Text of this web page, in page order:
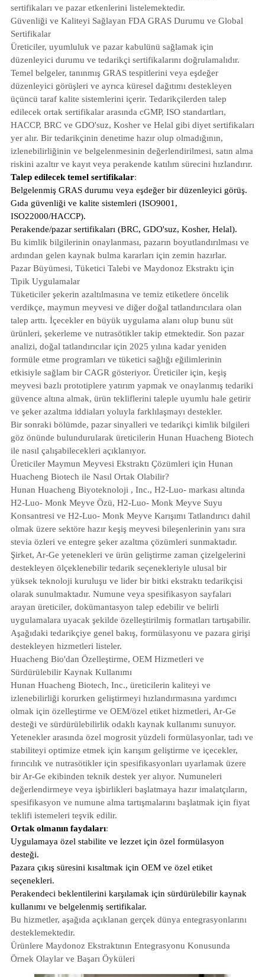
sertifikaları ve pazar etkenlerini listelemektedir.
Güvenliği ve Kaliteyi Sağlayan FDA GRAS Durumu ve Global
Sertifikalar
Üreticiler, uyumluluk ve pazar kabulünü sağlamak için
düzenleyici durumu ve tedarikçi sertifikalarını doğrulamalıdır.
Temel belgeler, tanınmış GRAS tespitlerini veya eşdeğer
düzenleyici görüşleri ve ayrıca küresel dağıtımı destekleyen
üçüncü taraf kalite sistemlerini içerir. Tedarikçilerden talep
edilecek ortak sertifikalar arasında cGMP, ISO standartları,
HACCP, BRC ve GDO'suz, Kosher ve Helal gibi diyet sertifikaları
yer alır. Bir tedarikçinin denetime hazır olup olmadığının,
izlenebilirliğinin ve belgelenmesinin değerlendirilmesi, satın alma
riskini azaltır ve kayıt veya perakende katılım sürecini hızlandırır.
Talep edilecek temel sertifikalar:
Belgelenmiş GRAS durumu veya eşdeğer bir düzenleyici görüş.
Gıda güvenliği ve kalite sistemleri (ISO9001,
ISO22000/HACCP).
Perakende/pazar sertifikaları (BRC, GDO'suz, Kosher, Helal).
Bu kimlik bilgilerinin onaylanması, pazarın boyutlandırılması ve
ardından gelen kaynak bulma kararları için zemin hazırlar.
Pazar Büyümesi, Tüketici Talebi ve Maydonoz Ekstraktı için
Tipik Uygulamalar
Tüketiciler şekerin azaltılmasına ve temiz etiketlere öncelik
verdikçe, maymun meyvesi ve diğer doğal tatlandırıcılara olan
talep arttı. İçecekler en büyük uygulama alanı olup bunu süt
ürünleri, şekerleme ve nutrasötikler takip etmektedir. Son pazar
analizi, doğal tatlandırıcılar için 2025 yılına kadar yeniden
formüle etme programları ve tüketici sağlığı eğilimlerinin
etkisiyle sağlam bir CAGR gösteriyor. Üreticiler için, keşiş
meyvesi bazlı prototiplere yatırım yapmak ve onaylanmış tedariki
güvence altına almak, ürün tekliflerini taleple uyumlu hale getirir
ve şeker azaltma iddiaları yoluyla farklılaşmayı destekler.
Bir sonraki bölümde, pazar sinyalleri ve tedarikçi kimlik bilgileri
göz önünde bulundurularak üreticilerin Hunan Huacheng Biotech
ile nasıl çalışabilecekleri açıklanıyor.
Üreticiler Maymun Meyvesi Ekstraktı Çözümleri için Hunan
Huacheng Biotech ile Nasıl Ortak Olabilir?
Hunan Huacheng Biyoteknoloji , Inc., H2-Luo- markası altında
H2-Luo- Monk Meyve Özü, H2-Luo- Monk Meyve Suyu
Konsantresi ve H2-Luo- Monk Meyve Karışımı Tatlandırıcı dahil
olmak üzere sektöre hazır keşiş meyvesi bileşenlerinin yanı sıra
stevia özleri ve entegre şeker azaltma çözümleri sunmaktadır.
Şirket, Ar-Ge yetenekleri ve ürün geliştirme zaman çizelgelerini
destekleyen ölçeklenebilir tedarik seçenekleriyle ulusal bir
yüksek teknoloji kuruluşu ve lider bir bitki ekstraktı tedarikçisi
olarak sunulmaktadır. Numune veya spesifikasyon sayfaları
arayan üreticiler, dokümantasyon talep edebilir ve belirli
uygulamalara uyacak şekilde özelleştirilmiş formatları tartışabilir.
Aşağıdaki tedarikçiye genel bakış, formülasyonu ve pazara girişi
destekleyen hizmetleri listeler.
Huacheng Bio'dan Özelleştirme, OEM Hizmetleri ve
Sürdürülebilir Kaynak Kullanımı
Hunan Huacheng Biotech, Inc., üreticilerin kaliteyi ve
izlenebilirliği korurken geliştirmeyi hızlandırmasına yardımcı
olmak için özelleştirme ve OEM/özel etiket hizmetleri, Ar-Ge
desteği ve sürdürülebilirlik odaklı kaynak kullanımı sunuyor.
Yetenekler arasında özel mogrosit yüzdeli formülasyonlar, tadı ve
stabiliteyi optimize etmek için karışım geliştirme ve içecekler,
fırıncılık ve nutrasötikler için spesifikasyonları uyarlamak üzere
bir Ar-Ge ekibinden teknik destek yer alıyor. Numuneleri
değerlendirmeye veya işbirlikleri başlatmaya hazır imalatçıların,
spesifikasyon ve numune alma tartışmalarını başlatmak için fiyat
teklifi istemeleri teşvik edilir.
Ortak olmanın faydaları:
Uygulamaya özel stabilite ve lezzet için özel formülasyon
desteği.
Pazara çıkış süresini kısaltmak için OEM ve özel etiket
seçenekleri.
Perakendeci beklentilerini karşılamak için sürdürülebilir kaynak
kullanımı ve belgelenmiş sertifikalar.
Bu hizmetler, aşağıda açıklanan gerçek dünya entegrasyonlarını
desteklemektedir.
Ürünlere Maydonoz Ekstraktının Entegrasyonu Konusunda
Örnek Olaylar ve Başarı Öyküleri